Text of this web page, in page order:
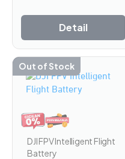
Detail
Out of Stock
DJI FPV Intelligent Flight
Battery